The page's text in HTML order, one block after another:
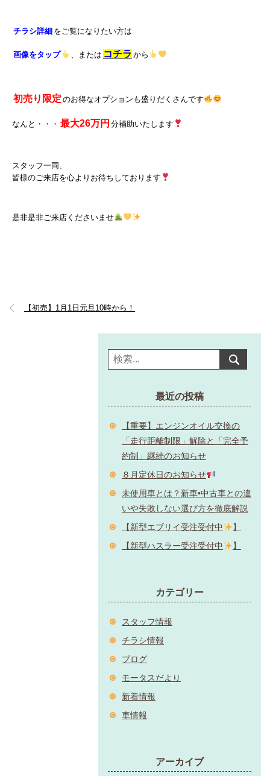
チラシ詳細 をご覧になりたい方は
画像をタップ 、または コチラ から
初売り限定 のお得なオプションも盛りだくさんです
なんと・・・ 最大26万円 分補助いたします
スタッフ一同、
皆様のご来店を心よりお待ちしております
是非是非ご来店くださいませ
【初売】1月1日元旦10時から！
最近の投稿
【重要】エンジンオイル交換の
「走行距離制限」解除と「完全予
約制」継続のお知らせ
８月定休日のお知らせ
未使用車とは？新車•中古車との違
いや失敗しない選び方を徹底解説
【新型エブリイ受注受付中
】
【新型ハスラー受注受付中
】
カテゴリー
スタッフ情報
チラシ情報
ブログ
モータスだより
新着情報
車情報
アーカイブ